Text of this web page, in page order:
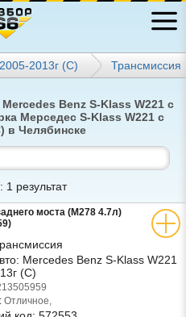
2013г (С) Трансмиссия
Benz S-Klass W221 с
Мерседес S-Klass W221 с
в Челябинске
результат
моста (M278 4.7л)
Mercedes Benz S-Klass W221
(С)
Отличное,